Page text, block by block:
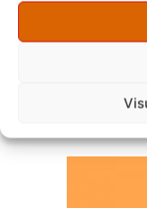
Maura
Trasloco
Trasloco